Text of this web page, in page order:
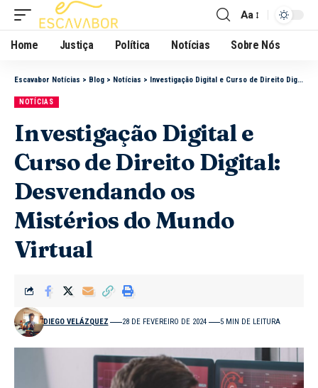
Aa
Home Justiça Política Notícias Sobre Nós
Escavabor Notícias > Blog > Notícias > Investigação Digital e Curso de Direito Digital: Desvendando os Mistérios do Mundo Virtual
NOTÍCIAS
Investigação Digital e
Curso de Direito Digital:
Desvendando os
Mistérios do Mundo
Virtual
DIEGO VELÁZQUEZ 28 DE FEVEREIRO DE 2024 5 MIN DE LEITURA